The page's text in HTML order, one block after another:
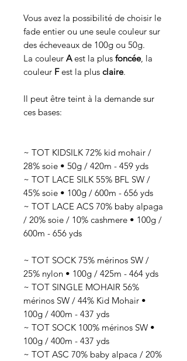
Vous avez la possibilité de choisir le
fade entier ou une seule couleur sur
des écheveaux de 100g ou 50g.
La couleur Aest la plus foncée, la
couleur Fest la plus claire.
Il peut être teint à la demande sur
ces bases:
~ TOT KIDSILK 72% kid mohair /
28% soie • 50g / 420m - 459 yds
~ TOT LACE SILK 55% BFL SW /
45% soie • 100g / 600m - 656 yds
~ TOT LACE ACS 70% baby alpaga
/ 20% soie / 10% cashmere • 100g /
600m - 656 yds
~ TOT SOCK 75% mérinos SW /
25% nylon • 100g / 425m - 464 yds
~ TOT SINGLE MOHAIR 56%
mérinos SW / 44% Kid Mohair •
100g / 400m - 437 yds
~ TOT SOCK 100% mérinos SW •
100g / 400m - 437 yds
~ TOT ASC 70% baby alpaca / 20%